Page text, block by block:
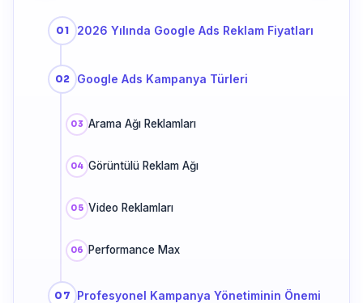
2026 Yılında Google Ads Reklam Fiyatları
Google Ads Kampanya Türleri
Arama Ağı Reklamları
Görüntülü Reklam Ağı
Video Reklamları
Performance Max
Profesyonel Kampanya Yönetiminin Önemi